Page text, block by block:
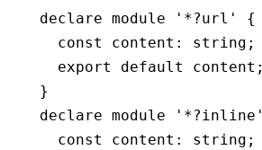
declare module '*?url'
{
  const
content : string ;
  export
default
content;
}
declare module '*?inline'
  const
content : string ;